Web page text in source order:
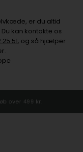
er du altid
kan kontakte os
25 51, og så hjælper
over 499 kr.